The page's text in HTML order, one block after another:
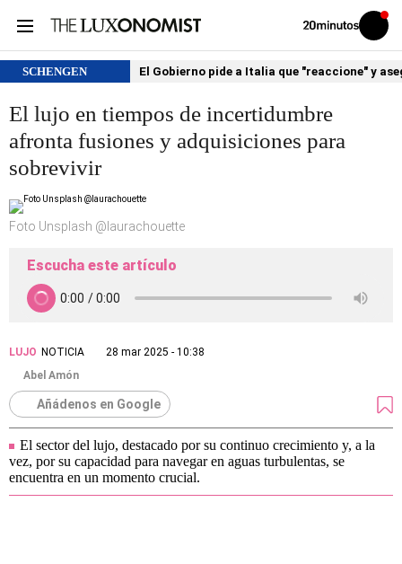
Volver
Iniciar
sesión
SCHENGEN El Gobierno pide a Italia que "reaccione" y
El lujo en tiempos de incertidumbre
afronta fusiones y adquisiciones para
sobrevivir
Foto Unsplash @laurachouette
Escucha este artículo
LUJO NOTICIA
28 mar 2025 - 10:38
Abel Amón
Añádenos en Google
El sector del lujo, destacado por su continuo crecimiento y, a la
vez, por su capacidad para navegar en aguas turbulentas, se
encuentra en un momento crucial.